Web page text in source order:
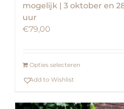
mogelijk | 3 oktober en
uur
€79,00
Opties selecteren
Add to Wishlist